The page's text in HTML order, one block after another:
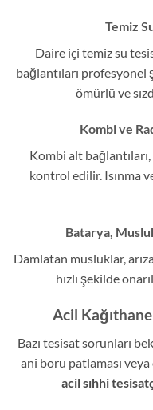
Temiz
Daire içi temiz su
bağlantıları profesyonel
ömürlü ve
Kombi ve
Kombi alt
kontrol edilir. Isınma
Batarya,
Damlatan musluklar,
hızlı şekilde
Acil
Bazı tesisat sorunları
ani boru patlaması veya
acil sıhhi